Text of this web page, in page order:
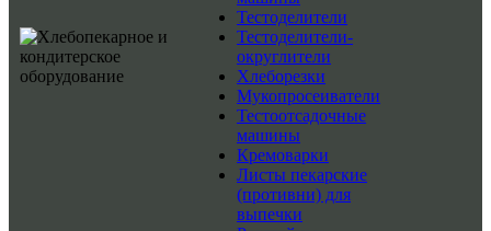
Тестоделители
Тестоделители-
округлители
Хлеборезки
Мукопросеиватели
Тестоотсадочные
машины
Кремоварки
Листы пекарские
(противни) для
выпечки